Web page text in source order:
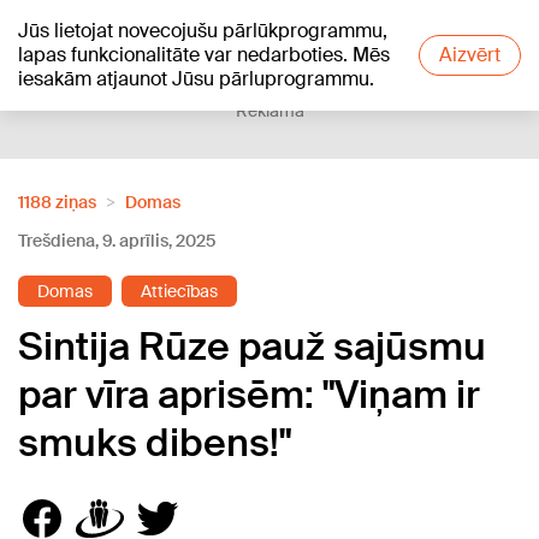
Jūs lietojat novecojušu pārlūkprogrammu,
lapas funkcionalitāte var nedarboties. Mēs
iesakām atjaunot Jūsu pārluprogrammu.
Aizvērt
+19°C
Reklāma
1188 ziņas
Domas
Trešdiena, 9. aprīlis, 2025
Domas Attiecības
Sintija Rūze pauž sajūsmu
par vīra aprisēm: "Viņam ir
smuks dibens!"